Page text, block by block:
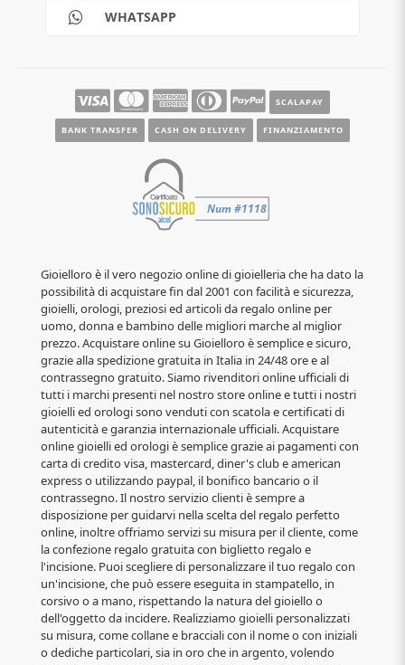
WHATSAPP
SCALAPAY
BANK TRANSFER CASH ON DELIVERY FINANZIAMENTO
Gioielloro è il vero negozio online di gioielleria che ha dato la
possibilità di acquistare fin dal 2001 con facilità e sicurezza,
gioielli, orologi, preziosi ed articoli da regalo online per
uomo, donna e bambino delle migliori marche al miglior
prezzo. Acquistare online su Gioielloro è semplice e sicuro,
grazie alla spedizione gratuita in Italia in 24/48 ore e al
contrassegno gratuito. Siamo rivenditori online ufficiali di
tutti i marchi presenti nel nostro store online e tutti i nostri
gioielli ed orologi sono venduti con scatola e certificati di
autenticità e garanzia internazionale ufficiali. Acquistare
online gioielli ed orologi è semplice grazie ai pagamenti con
carta di credito visa, mastercard, diner's club e american
express o utilizzando paypal, il bonifico bancario o il
contrassegno. Il nostro servizio clienti è sempre a
disposizione per guidarvi nella scelta del regalo perfetto
online, inoltre offriamo servizi su misura per il cliente, come
la confezione regalo gratuita con biglietto regalo e
l'incisione. Puoi scegliere di personalizzare il tuo regalo con
un'incisione, che può essere eseguita in stampatello, in
corsivo o a mano, rispettando la natura del gioiello o
dell'oggetto da incidere. Realizziamo gioielli personalizzati
su misura, come collane e bracciali con il nome o con iniziali
o dediche particolari, sia in oro che in argento, volendo